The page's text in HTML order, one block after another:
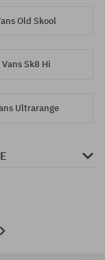
Old Skool
Vans Sk8 Hi
Ultrarange